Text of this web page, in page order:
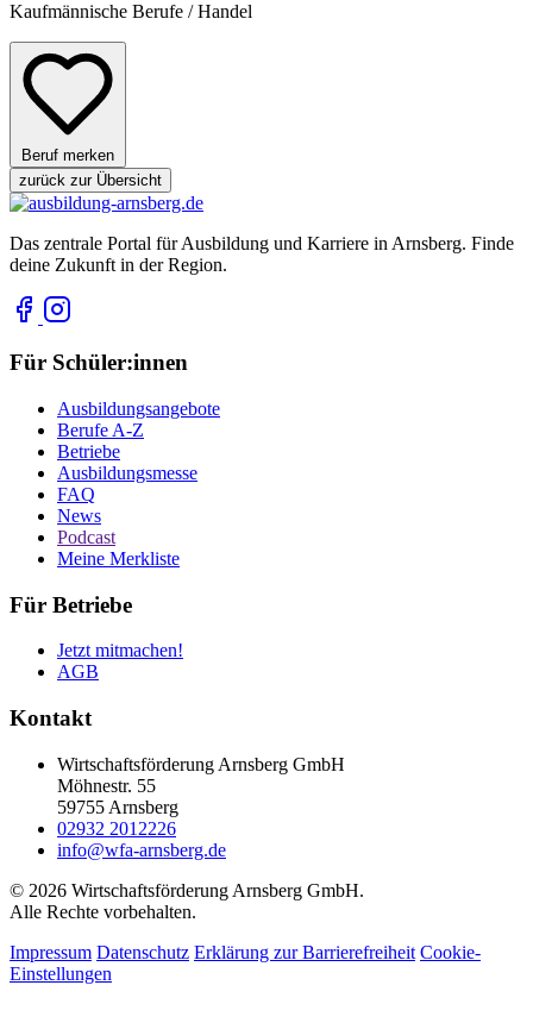
Kaufmännische Berufe / Handel
Beruf merken
zurück zur Übersicht
Das zentrale Portal für Ausbildung und Karriere in Arnsberg. Finde
deine Zukunft in der Region.
Für Schüler:innen
Ausbildungsangebote
Berufe A-Z
Betriebe
Ausbildungsmesse
FAQ
News
Podcast
Meine Merkliste
Für Betriebe
Jetzt mitmachen!
AGB
Kontakt
Wirtschaftsförderung Arnsberg GmbH
Möhnestr. 55
59755 Arnsberg
02932 2012226
info@wfa-arnsberg.de
© 2026 Wirtschaftsförderung Arnsberg GmbH.
Alle Rechte vorbehalten.
Impressum Datenschutz Erklärung zur Barrierefreiheit Cookie-
Einstellungen